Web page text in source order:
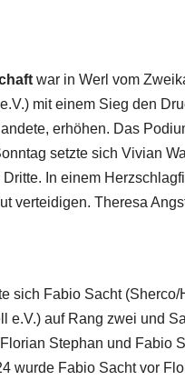
war in Werl vom
mit einem Sieg den
erhöhen. Das
setzte sich Vivian
In einem
verteidigen. Theresa
sich Fabio Sacht
e.V.) auf Rang zwei und
Stephan und Fabio
wurde Fabio Sacht vor